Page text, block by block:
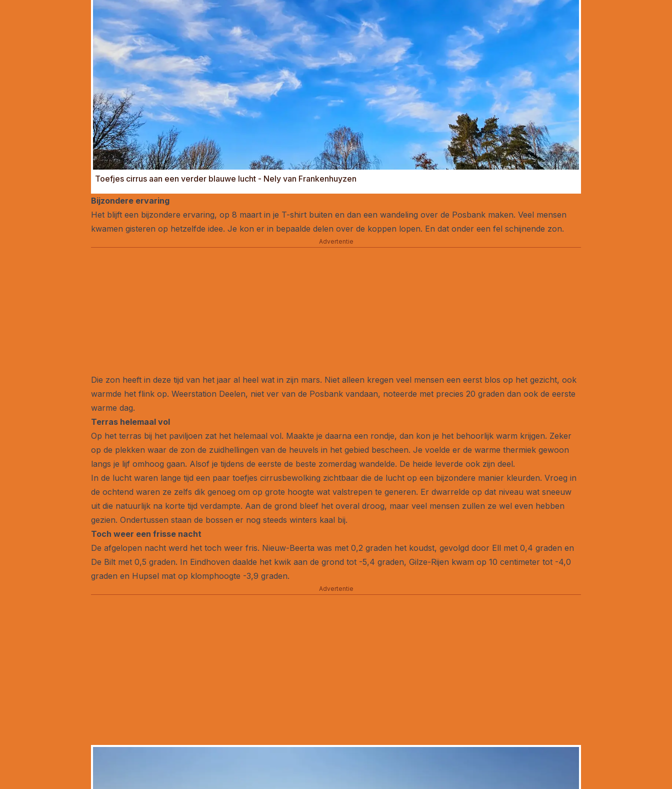
Toefjes cirrus aan een verder blauwe lucht - Nely van Frankenhuyzen
Bijzondere ervaring
Het blijft een bijzondere ervaring, op 8 maart in je T-shirt buiten en dan een wandeling over de Posbank maken. Veel mensen
kwamen gisteren op hetzelfde idee. Je kon er in bepaalde delen over de koppen lopen. En dat onder een fel schijnende zon.
Advertentie
Die zon heeft in deze tijd van het jaar al heel wat in zijn mars. Niet alleen kregen veel mensen een eerst blos op het gezicht, ook
warmde het flink op. Weerstation Deelen, niet ver van de Posbank vandaan, noteerde met precies 20 graden dan ook de eerste
warme dag.
Terras helemaal vol
Op het terras bij het paviljoen zat het helemaal vol. Maakte je daarna een rondje, dan kon je het behoorlijk warm krijgen. Zeker
op de plekken waar de zon de zuidhellingen van de heuvels in het gebied bescheen. Je voelde er de warme thermiek gewoon
langs je lijf omhoog gaan. Alsof je tijdens de eerste de beste zomerdag wandelde. De heide leverde ook zijn deel.
In de lucht waren lange tijd een paar toefjes cirrusbewolking zichtbaar die de lucht op een bijzondere manier kleurden. Vroeg in
de ochtend waren ze zelfs dik genoeg om op grote hoogte wat valstrepen te generen. Er dwarrelde op dat niveau wat sneeuw
uit die natuurlijk na korte tijd verdampte. Aan de grond bleef het overal droog, maar veel mensen zullen ze wel even hebben
gezien. Ondertussen staan de bossen er nog steeds winters kaal bij.
Toch weer een frisse nacht
De afgelopen nacht werd het toch weer fris. Nieuw-Beerta was met 0,2 graden het koudst, gevolgd door Ell met 0,4 graden en
De Bilt met 0,5 graden. In Eindhoven daalde het kwik aan de grond tot -5,4 graden, Gilze-Rijen kwam op 10 centimeter tot -4,0
graden en Hupsel mat op klomphoogte -3,9 graden.
Advertentie